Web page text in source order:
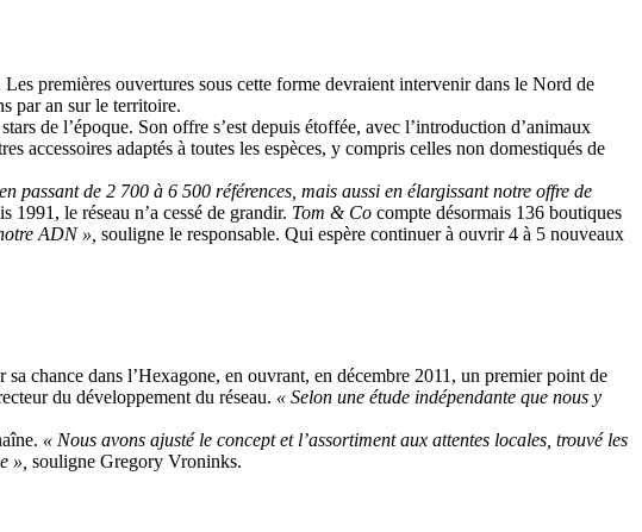
premières ouvertures sous cette forme devraient intervenir dans le Nord de
par an sur le territoire.
de l’époque. Son offre s’est depuis étoffée, avec l’introduction d’animaux
accessoires adaptés à toutes les espèces, y compris celles non domestiqués de
passant de 2 700 à 6 500 références, mais aussi en élargissant notre offre de
1991, le réseau n’a cessé de grandir. Tom & Co compte désormais 136 boutiques
ADN », souligne le responsable. Qui espère continuer à ouvrir 4 à 5 nouveaux
chance dans l’Hexagone, en ouvrant, en décembre 2011, un premier point de
du développement du réseau. « Selon une étude indépendante que nous y
« Nous avons ajusté le concept et l’assortiment aux attentes locales, trouvé les
», souligne Gregory Vroninks.